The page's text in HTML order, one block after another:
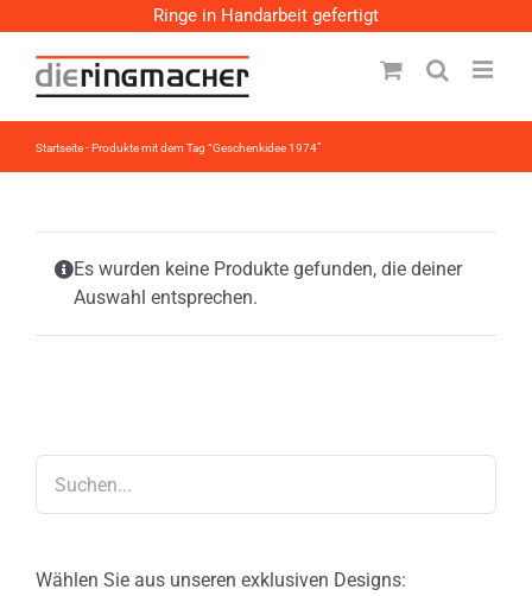
Ringe in Handarbeit gefertigt
Inhalt
springen
Startseite-Produkte mit dem Tag “Geschenkidee 1974”
Es wurden keine Produkte gefunden, die deiner
Auswahl entsprechen.
Wählen Sie aus unseren exklusiven Designs: